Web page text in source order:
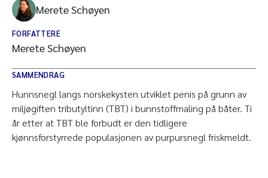
Merete Schøyen
FORFATTERE
Merete Schøyen
SAMMENDRAG
Hunnsnegl langs norskekysten utviklet penis på grunn av
miljøgiften tributyltinn (TBT) i bunnstoffmaling på båter. Ti
år etter at TBT ble forbudt er den tidligere
kjønnsforstyrrede populasjonen av purpursnegl friskmeldt.